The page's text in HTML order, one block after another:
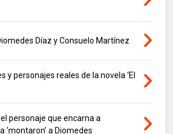
Díaz y Consuelo Martínez
y personajes reales de la novela ‘El
el personaje que encarna a
‘montaron’ a Diomedes